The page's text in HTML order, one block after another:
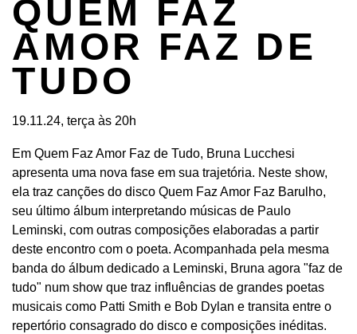
QUEM FAZ
AMOR FAZ DE
TUDO
19.11.24, terça às 20h
Em Quem Faz Amor Faz de Tudo, Bruna Lucchesi
apresenta uma nova fase em sua trajetória. Neste show,
ela traz canções do disco Quem Faz Amor Faz Barulho,
seu último álbum interpretando músicas de Paulo
Leminski, com outras composições elaboradas a partir
deste encontro com o poeta. Acompanhada pela mesma
banda do álbum dedicado a Leminski, Bruna agora "faz de
tudo" num show que traz influências de grandes poetas
musicais como Patti Smith e Bob Dylan e transita entre o
repertório consagrado do disco e composições inéditas.